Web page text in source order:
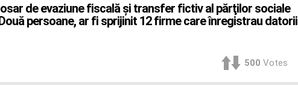
de evaziune fiscală şi transfer fictiv al părţilor sociale
persoane, ar fi sprijinit 12 firme care înregistrau datorii
500 Votes